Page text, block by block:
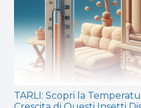
TARLI: Scopri la